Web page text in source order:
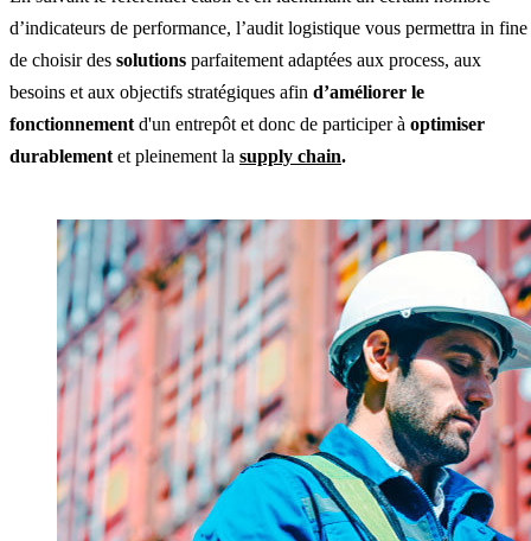
d’indicateurs de performance, l’audit logistique vous permettra in fine
de choisir des solutions parfaitement adaptées aux process, aux
besoins et aux objectifs stratégiques afin d’améliorer le
fonctionnement d'un entrepôt et donc de participer à optimiser
durablement et pleinement la supply chain.